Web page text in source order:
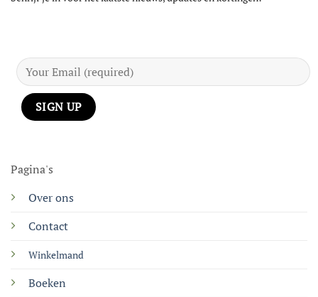
Pagina's
Over ons
Contact
Winkelmand
Boeken